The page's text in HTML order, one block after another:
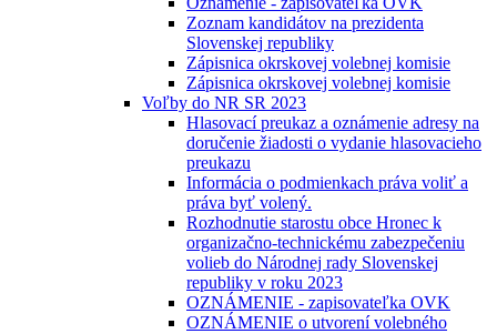
Zoznam kandidátov na prezidenta
Slovenskej republiky
Zápisnica okrskovej volebnej komisie
Zápisnica okrskovej volebnej komisie
Voľby do NR SR 2023
Hlasovací preukaz a oznámenie adresy na
doručenie žiadosti o vydanie hlasovacieho
preukazu
Informácia o podmienkach práva voliť a
práva byť volený.
Rozhodnutie starostu obce Hronec k
organizačno-technickému zabezpečeniu
volieb do Národnej rady Slovenskej
republiky v roku 2023
OZNÁMENIE - zapisovateľka OVK
OZNÁMENIE o utvorení volebného